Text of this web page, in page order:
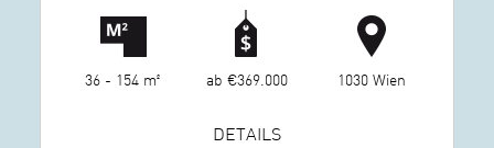
36 - 154 m² ab €369.000 1030 Wien
DETAILS